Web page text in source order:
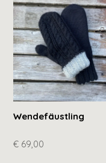
Wendefäustling
€ 69,00